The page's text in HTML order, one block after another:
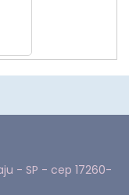
- SP - cep 17260-